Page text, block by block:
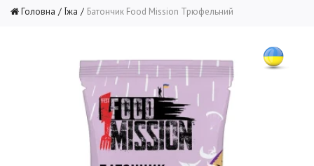
Головна Їжа Батончик Food Mission Трюфельний